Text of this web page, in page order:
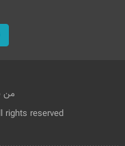
من
rights reserved